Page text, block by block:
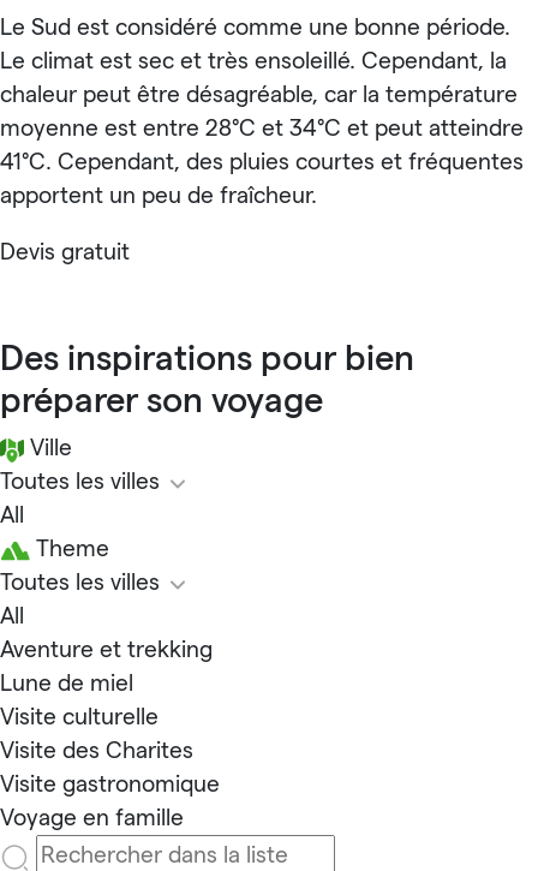
Le Sud est considéré comme une bonne période.
Le climat est sec et très ensoleillé. Cependant, la
chaleur peut être désagréable, car la température
moyenne est entre 28°C et 34°C et peut atteindre
41°C. Cependant, des pluies courtes et fréquentes
apportent un peu de fraîcheur.
Devis gratuit
Des inspirations pour bien
préparer son voyage
Ville
Toutes les villes
All
Theme
Toutes les villes
All
Aventure et trekking
Lune de miel
Visite culturelle
Visite des Charites
Visite gastronomique
Voyage en famille